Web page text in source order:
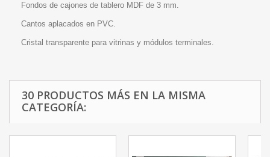
Fondos de cajones de tablero MDF de 3 mm.
Cantos aplacados en PVC.
Cristal transparente para vitrinas y módulos terminales.
30 PRODUCTOS MÁS EN LA MISMA
CATEGORÍA: